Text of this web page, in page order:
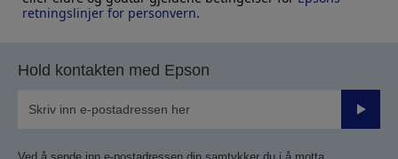
retningslinjer for personvern.
Hold kontakten med Epson
Send